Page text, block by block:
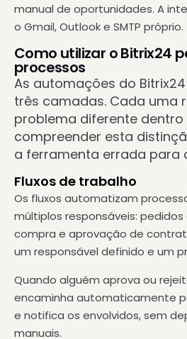
manual de oportunidades. A
o Gmail, Outlook e SMTP próprio.
Como utilizar o Bitrix24
processos
As automações do
três camadas. Cada uma
problema diferente
compreender esta
a ferramenta errada para
Fluxos de trabalho
Os fluxos automatizam
múltiplos responsáveis:
compra e aprovação de
um responsável definido e um
Quando alguém aprova ou
encaminha automaticamente
e notifica os envolvidos, sem
manuais.